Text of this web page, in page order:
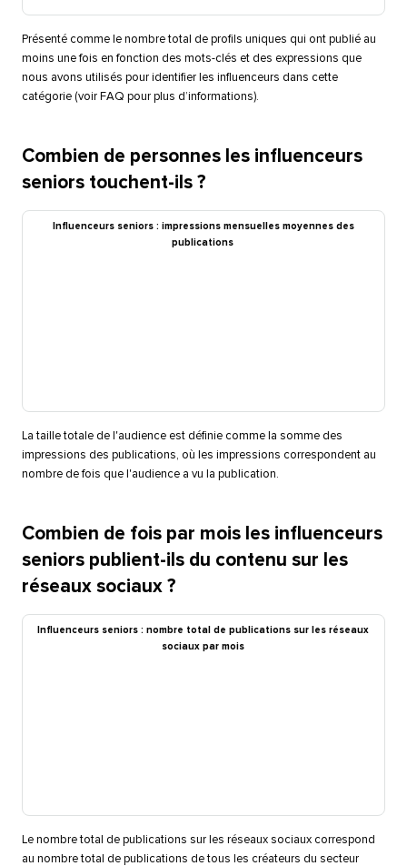
Présenté comme le nombre total de profils uniques qui ont publié au
moins une fois en fonction des mots-clés et des expressions que
nous avons utilisés pour identifier les influenceurs dans cette
catégorie (voir FAQ pour plus d’informations).​​
Combien de personnes les influenceurs
seniors touchent-ils ?​​
Influenceurs seniors : impressions mensuelles moyennes des
publications​​
La taille totale de l'audience est définie comme la somme des
impressions des publications, où les impressions correspondent au
nombre de fois que l'audience a vu la publication.​​
Combien de fois par mois les influenceurs
seniors publient-ils du contenu sur les
réseaux sociaux ?​​
Influenceurs seniors : nombre total de publications sur les réseaux
sociaux par mois​​
Le nombre total de publications sur les réseaux sociaux correspond
au nombre total de publications de tous les créateurs du secteur